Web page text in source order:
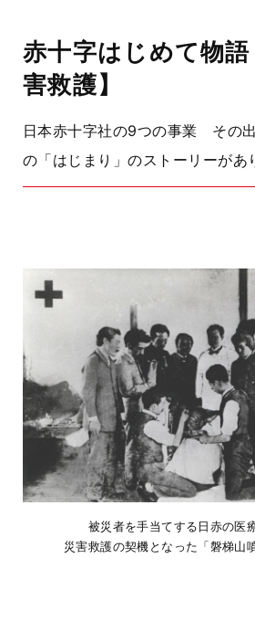
赤十字はじめて物
害救護】
日本赤十字社の9つの事業 その
の「はじまり」のストーリーがあ
被災者を手当てする日赤の医
災害救護の契機となった「磐梯山